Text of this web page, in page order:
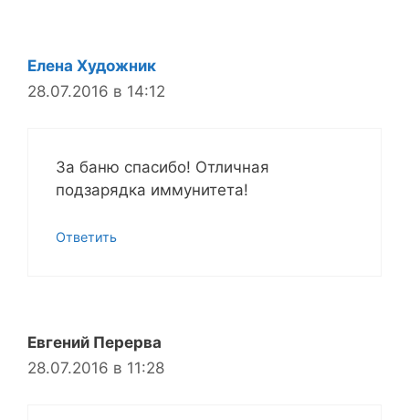
Елена Художник
28.07.2016 в 14:12
За баню спасибо! Отличная
подзарядка иммунитета!
Ответить
Евгений Перерва
28.07.2016 в 11:28